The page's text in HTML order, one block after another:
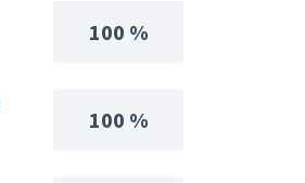
100 %
100 %